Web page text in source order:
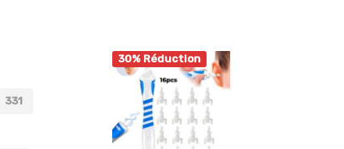
30% Réduction
331